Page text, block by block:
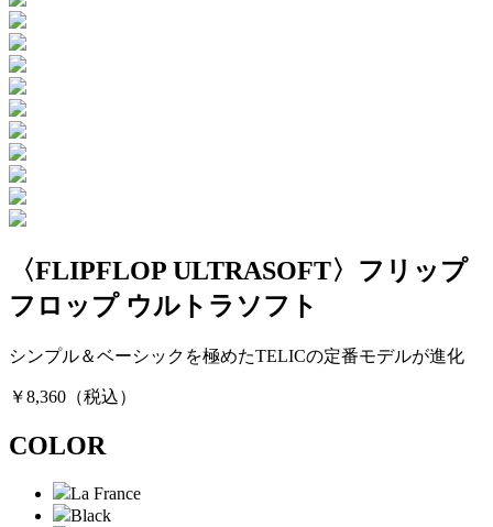
〈FLIPFLOP ULTRASOFT〉 フリップ
フロップ ウルトラソフト
シンプル＆ベーシックを極めたTELICの定番モデルが進化
￥8,360 （税込）
COLOR
La France
Black